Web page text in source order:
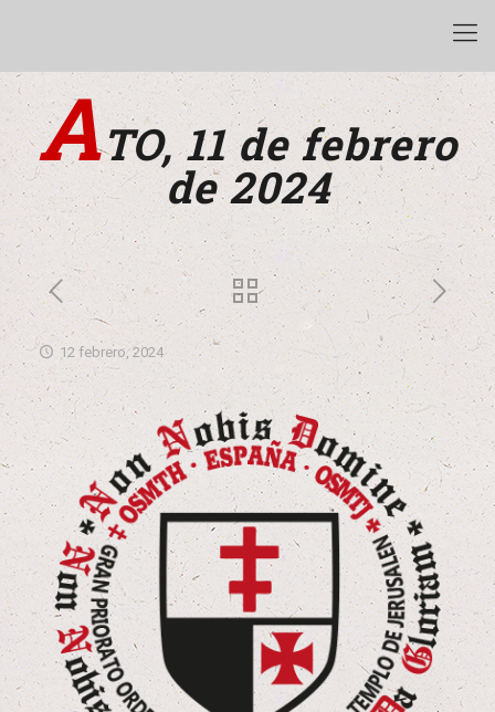
ATO, 11 de febrero
de 2024
12 febrero, 2024